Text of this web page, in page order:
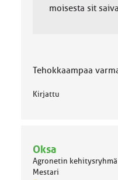
moisesta sit
Tehokkaampaa
Kirjattu
Oksa
Agronetin kehitysryhmä
Mestari